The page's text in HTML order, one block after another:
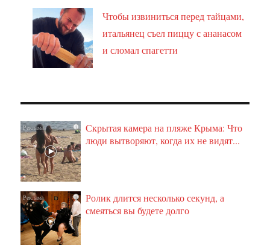
Чтобы извиниться перед тайцами,
итальянец съел пиццу с ананасом
и сломал спагетти
i
Скрытая камера на пляже Крыма: Что
люди вытворяют, когда их не видят...
i
Ролик длится несколько секунд, а
смеяться вы будете долго